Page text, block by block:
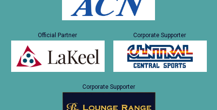
Official Partner Corporate Supporter
Corporate Supporter